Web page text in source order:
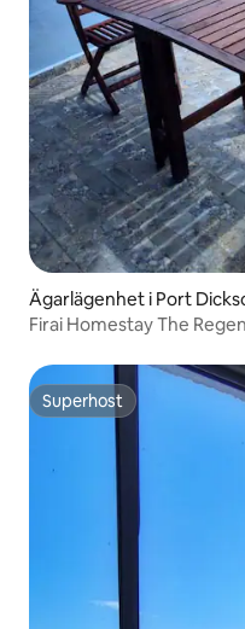
Ägarlägenhet i Port
Firai Homestay The
Superhost
Superhost